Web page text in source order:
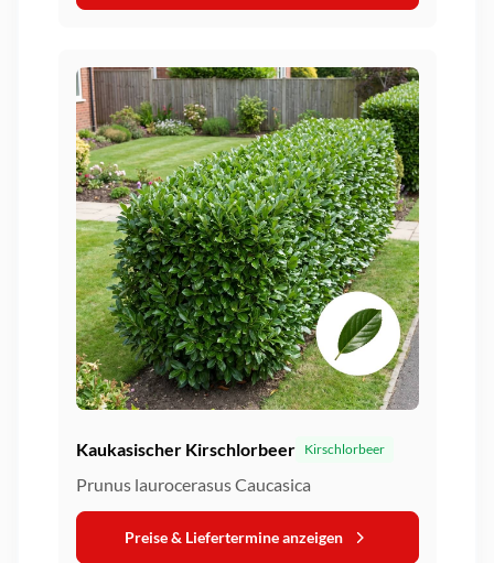
Kaukasischer Kirschlorbeer Kirschlorbeer
Prunus laurocerasus Caucasica
Preise & Liefertermine anzeigen